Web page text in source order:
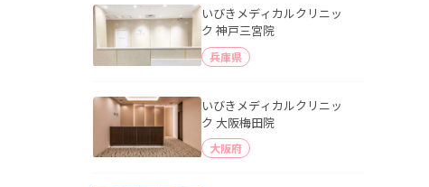
いびきメディカルクリニッ
ク 神戸三宮院
兵庫県
いびきメディカルクリニッ
ク 大阪梅田院
大阪府